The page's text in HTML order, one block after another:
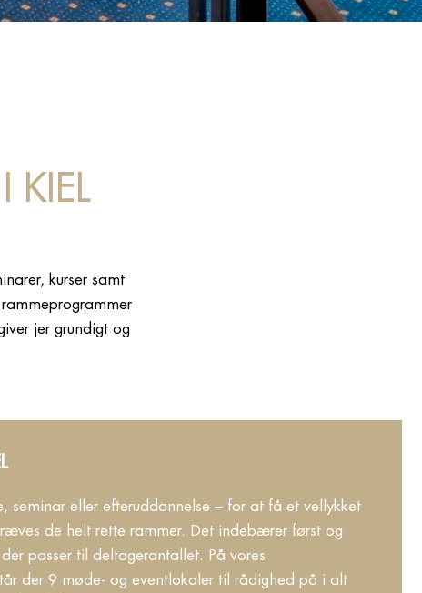
KIEL
kurser samt
jer grundigt og
seminar eller efteruddannelse – for at få et vellykket
de helt rette rammer. Det indebærer først og
passer til deltagerantallet. På vores
der 9 møde- og eventlokaler til rådighed på i alt